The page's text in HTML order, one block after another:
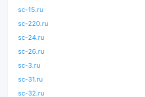
sc-15.ru
sc-220.ru
sc-24.ru
sc-26.ru
sc-3.ru
sc-31.ru
sc-32.ru